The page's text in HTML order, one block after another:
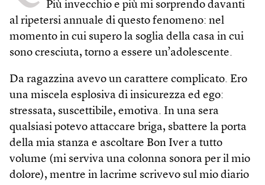
Più invecchio e più mi sorprendo davanti
al ripetersi annuale di questo fenomeno: nel
momento in cui supero la soglia della casa in cui
sono cresciuta, torno a essere un’adolescente.
Da ragazzina avevo un carattere complicato. Ero
una miscela esplosiva di insicurezza ed ego:
stressata, suscettibile, emotiva. In una sera
qualsiasi potevo attaccare briga, sbattere la porta
della mia stanza e ascoltare Bon Iver a tutto
volume (mi serviva una colonna sonora per il mio
dolore), mentre in lacrime scrivevo sul mio diario